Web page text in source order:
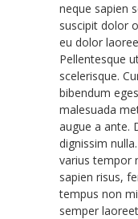
neque sapien
suscipit dolor
eu dolor
Pellentesque
scelerisque.
bibendum
malesuada
augue a ante.
dignissim
varius tempor
sapien risus,
tempus non
semper